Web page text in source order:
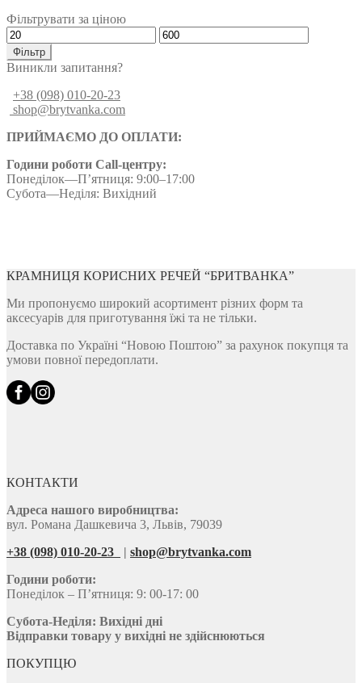
Фільтрувати за ціною
Мінімальна
ціна
Найбільша
ціна
Фільтр
Виникли запитання?
+38 (098) 010-20-23
shop@brytvanka.com
ПРИЙМАЄМО ДО ОПЛАТИ:
Години роботи Call-центру:
Понеділок—П’ятниця: 9:00–17:00
Субота—Неділя: Вихідний
КРАМНИЦЯ КОРИСНИХ РЕЧЕЙ “БРИТВАНКА”
Ми пропонуємо широкий асортимент різних форм та
аксесуарів для приготування їжі та не тільки.
Доставка по Україні “Новою Поштою” за рахунок покупця та
умови повної передоплати.
КОНТАКТИ
Адреса нашого виробництва:
вул. Романа Дашкевича 3, Львів, 79039
+38 (098) 010-20-23
| shop@brytvanka.com
Години роботи:
Понеділок – П’ятниця: 9: 00-17: 00
Субота-Неділя: Вихідні дні
Відправки товару у вихідні не здійснюються
ПОКУПЦЮ